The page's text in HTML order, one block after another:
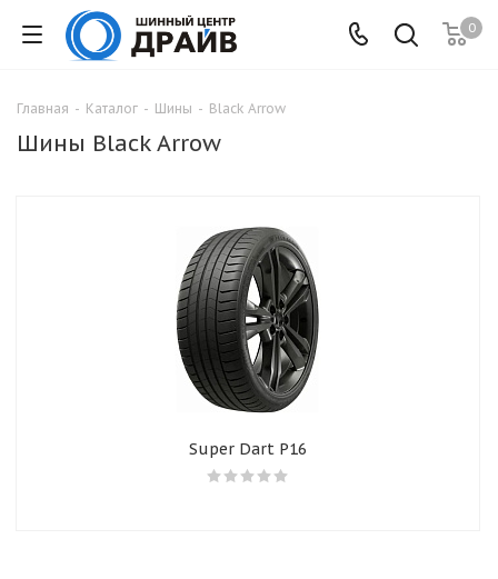
0
Главная - Каталог - Шины - Black Arrow
Шины Black Arrow
Super Dart P16